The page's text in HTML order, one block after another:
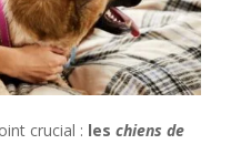
crucial : les chiens de